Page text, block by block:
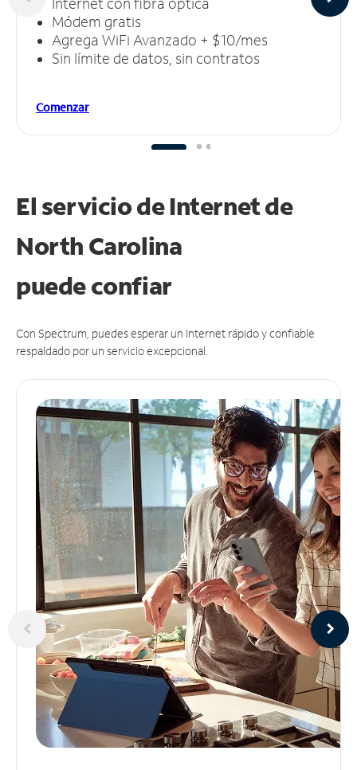
Módem gratis
Agrega WiFi Avanzado + $10/mes
Sin límite de datos, sin contratos
Comenzar
El servicio de Internet de
North Carolina
puedeconfiar
Con Spectrum, puedes esperar un Internet rápido y confiable
respaldado por un servicio excepcional.